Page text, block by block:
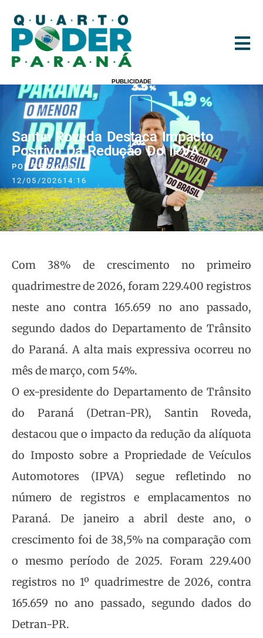
PUBLICIDADE
Santin Roveda Destaca Impacto
Positivo Da Redução Do IPVA
PORREDACAO
12/05/2026 14:16
Com 38% de crescimento no primeiro
quadrimestre de 2026, foram 229.400 registros
neste ano contra 165.659 no ano passado,
segundo dados do Departamento de Trânsito
do Paraná. A alta mais expressiva ocorreu no
mês de março, com 54%.
O ex-presidente do Departamento de Trânsito
do Paraná (Detran-PR), Santin Roveda,
destacou que o impacto da redução da alíquota
do Imposto sobre a Propriedade de Veículos
Automotores (IPVA) segue refletindo no
número de registros e emplacamentos no
Paraná. De janeiro a abril deste ano, o
crescimento foi de 38,5% na comparação com
o mesmo período de 2025. Foram 229.400
registros no 1º quadrimestre de 2026, contra
165.659 no ano passado, segundo dados do
Detran-PR.